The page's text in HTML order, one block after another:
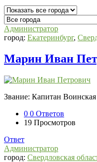
СВО
Списки
погибших
2026,
Новости
СВО
Последний
Посты
Администратор
город: Екатеринбург,
Марин Иван
Звание: Капитан
0 0 Ответов
19 Просмотров
Ответ
Администратор
город: Свердловская